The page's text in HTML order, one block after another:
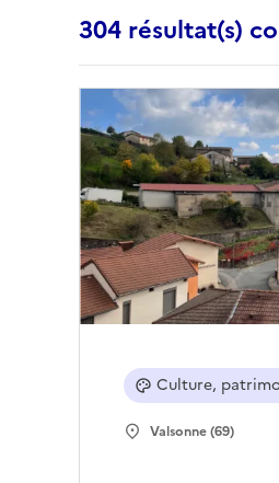
304 résultat(s)
Culture,
Valsonne (69)